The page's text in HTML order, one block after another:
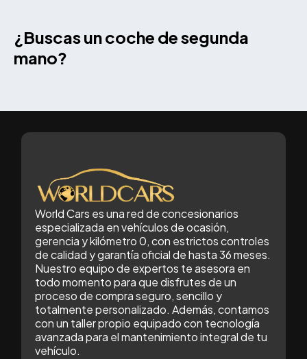
¿Buscas un coche de segunda
mano?
World Cars es una red de concesionarios
especializada en vehículos de ocasión,
gerencia y kilómetro 0, con estrictos controles
de calidad y garantía oficial de hasta 36 meses.
Nuestro equipo de expertos te asesora en
todo momento para que disfrutes de un
proceso de compra seguro, sencillo y
totalmente personalizado. Además, contamos
con un taller propio equipado con tecnología
avanzada para el mantenimiento integral de tu
vehículo.